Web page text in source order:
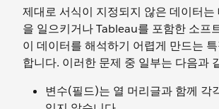
제대로 서식이 지정되지 않은 데이터는
을 일으키거나 Tableau를 포함한 소프
이 데이터를 해석하기 어렵게 만드는
합니다. 이러한 문제 중 일부는 다음과
변수(필드)는 열 머리글과 함께 각